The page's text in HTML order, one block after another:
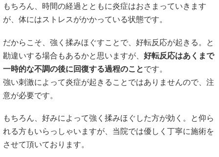
もちろん、時間の経過とともに炎症はおさまっていきます
が、体にはストレスがかかっている状態です。
だからこそ、強く揉みほぐすことで、好転反応が起きる。と
勘違いする場合もあるかと思いますが、 好転反応はあくまで
一時的な不調の後に回復する過程のことです。
強い刺激によって炎症が起きることではありませんので、注
意が必要です。
もちろん、好みによって強く揉みほぐした方が効く。と仰ら
れる方もいらっしゃいますが、当院では優しく丁寧に施術を
させて頂いております。